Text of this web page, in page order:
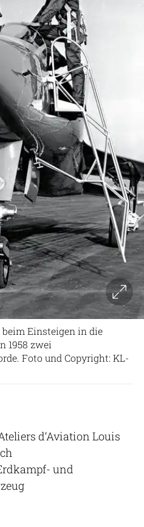
Einsteigen in die
1958 zwei
Foto und Copyright: KL-
d‘Aviation Louis
und